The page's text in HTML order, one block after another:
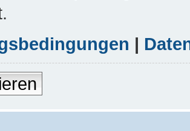
|